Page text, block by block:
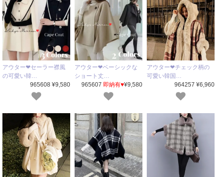
アウター❤セーラー襟風
の可愛い韓…
965608 ¥9,580
アウター❤ベーシックな
ショート丈…
965607 即納有♥¥9,580
アウター❤チェック柄の
可愛い韓国…
964257 ¥6,960